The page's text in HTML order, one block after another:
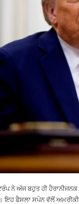
ਨੇ ਅੱਜ ਬਹੁਤ ਹੀ
ਇਹ ਫੈਸਲਾ ਸਪੇਨ ਵੱਲੋਂ